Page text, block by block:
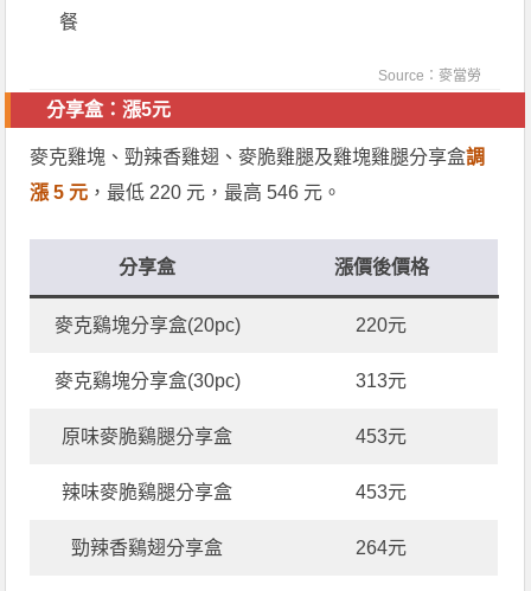
餐
Source：麥當勞
分享盒：漲5元
麥克雞塊、勁辣香雞翅、麥脆雞腿及雞塊雞腿分享盒調
漲 5 元 ，最低 220 元，最高 546 元。
分享盒 漲價後價格
麥克鷄塊分享盒(20pc) 220元
麥克鷄塊分享盒(30pc) 313元
原味麥脆鷄腿分享盒 453元
辣味麥脆鷄腿分享盒 453元
勁辣香鷄翅分享盒 264元